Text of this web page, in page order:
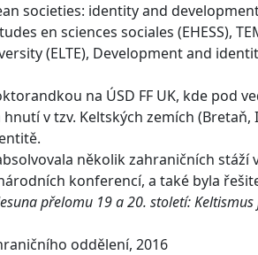
societies: identity and
en sciences sociales (EHESS),
(ELTE), Development and
na ÚSD FF UK, kde pod
v tzv. Keltských zemích
několik zahraničních
konferencí, a také byla
přelomu 19 a 20. století:
oddělení, 2016